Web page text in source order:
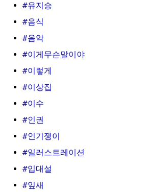
#유지승
#음식
#음악
#이게무슨말이야
#이렇게
#이상집
#이수
#인권
#인기쟁이
#일러스트레이션
#입대설
#잎새